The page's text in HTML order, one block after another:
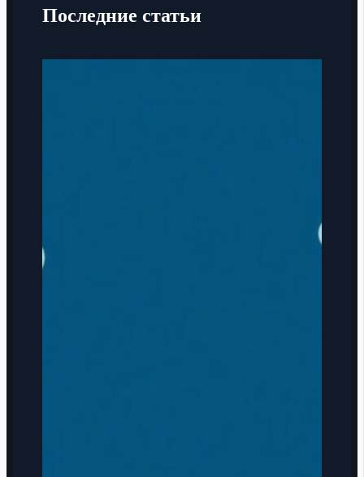
Последние статьи